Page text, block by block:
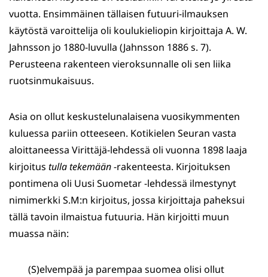
vuotta. Ensimmäinen tällaisen futuuri-ilmauksen
käytöstä varoittelija oli koulukieliopin kirjoittaja A. W.
Jahnsson jo 1880-luvulla (Jahnsson 1886 s. 7).
Perusteena rakenteen vieroksunnalle oli sen liika
ruotsinmukaisuus.
Asia on ollut keskustelunalaisena vuosikymmenten
kuluessa pariin otteeseen. Kotikielen Seuran vasta
aloittaneessa Virittäjä-lehdessä oli vuonna 1898 laaja
kirjoitus tullatekemään-rakenteesta. Kirjoituksen
pontimena oli Uusi Suometar -lehdessä ilmestynyt
nimimerkki S.M:n kirjoitus, jossa kirjoittaja paheksui
tällä tavoin ilmaistua futuuria. Hän kirjoitti muun
muassa näin:
(S)elvempää ja parempaa suomea olisi ollut